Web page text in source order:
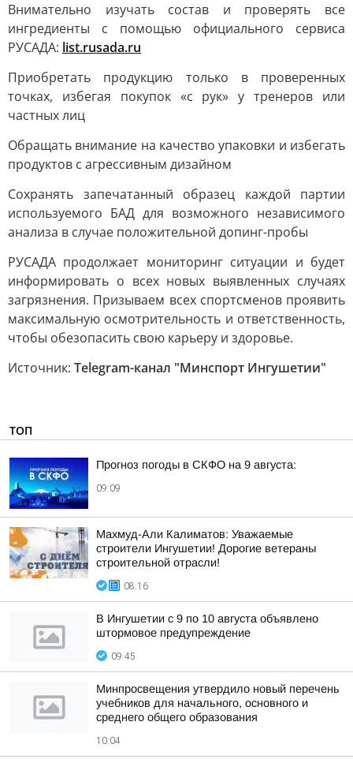
Внимательно изучать состав и проверять все
ингредиенты с помощью официального сервиса
РУСАДА: list.rusada.ru
Приобретать продукцию только в проверенных
точках, избегая покупок «с рук» у тренеров или
частных лиц
Обращать внимание на качество упаковки и избегать
продуктов с агрессивным дизайном
Сохранять запечатанный образец каждой партии
используемого БАД для возможного независимого
анализа в случае положительной допинг-пробы
РУСАДА продолжает мониторинг ситуации и будет
информировать о всех новых выявленных случаях
загрязнения. Призываем всех спортсменов проявить
максимальную осмотрительность и ответственность,
чтобы обезопасить свою карьеру и здоровье.
Источник: Telegram-канал "Минспорт Ингушетии"
ТОП
Прогноз погоды в СКФО на 9 августа:
09:09
Махмуд-Али Калиматов: Уважаемые
строители Ингушетии! Дорогие ветераны
строительной отрасли!
08:16
В Ингушетии с 9 по 10 августа объявлено
штормовое предупреждение
09:45
Минпросвещения утвердило новый перечень
учебников для начального, основного и
среднего общего образования
10:04